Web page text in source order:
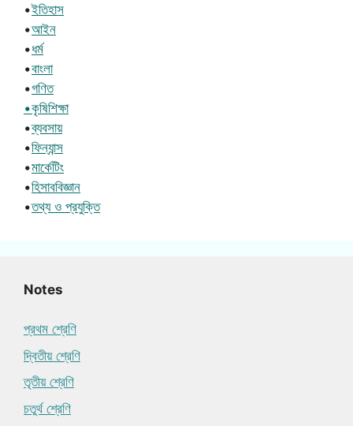
•ইতিহাস
•আইন
•ধর্ম
•বাংলা
•গণিত
•কৃষিশিক্ষা
•ব্যবসায়
•ফিন্যান্স
•মার্কেটিং
•হিসাববিজ্ঞান
•তথ্য ও প্রযুক্তি
Notes
প্রথম শ্রেণি
দ্বিতীয় শ্রেণি
তৃতীয় শ্রেণি
চতুর্থ শ্রেণি